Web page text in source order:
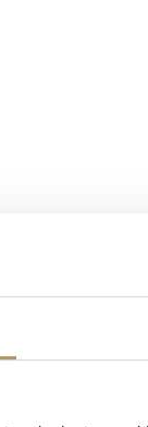
met geborduurd